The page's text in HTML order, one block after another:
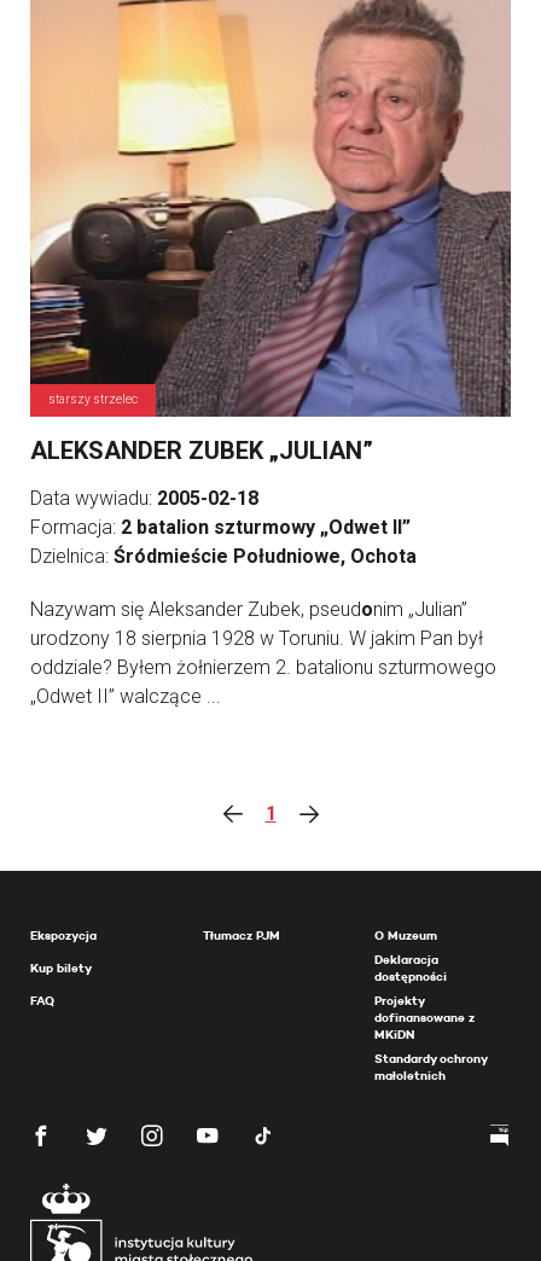
starszy strzelec
ALEKSANDER ZUBEK „JULIAN”
Data wywiadu: 2005-02-18
Formacja: 2 batalion szturmowy „Odwet II”
Dzielnica: Śródmieście Południowe, Ochota
Nazywam się Aleksander Zubek, pseudonim „Julian”
urodzony 18 sierpnia 1928 w Toruniu. W jakim Pan był
oddziale? Byłem żołnierzem 2. batalionu szturmowego
„Odwet II” walczące ...
1
Ekspozycja
Kup bilety
FAQ
Tłumacz PJM
O Muzeum
Deklaracja
dostępności
Projekty
dofinansowane z
MKiDN
Standardy ochrony
małoletnich